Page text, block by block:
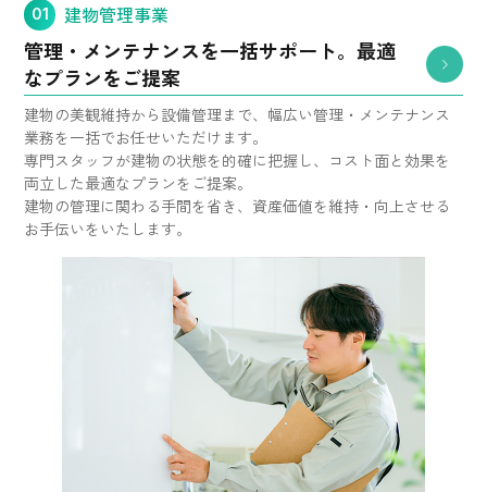
01 建物管理事業
管理・メンテナンスを一括サポート。最適
なプランをご提案
建物の美観維持から設備管理まで、幅広い管理・メンテナンス
業務を一括でお任せいただけます。
専門スタッフが建物の状態を的確に把握し、コスト面と効果を
両立した最適なプランをご提案。
建物の管理に関わる手間を省き、資産価値を維持・向上させる
お手伝いをいたします。